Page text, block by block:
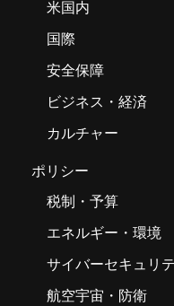
米国内
国際
安全保障
ビジネス・経済
カルチャー
ポリシー
税制・予算
エネルギー・環境
サイバーセキュリ
航空宇宙・防衛